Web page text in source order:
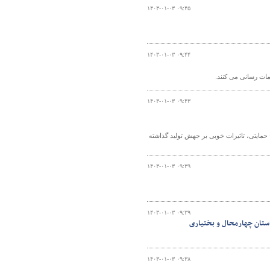
۱۴۰۳-۰۱-۰۳ ۰۹:۴۵
۱۴۰۳-۰۱-۰۳ ۰۹:۴۴
۱۴۰۳-۰۱-۰۳ ۰۹:۴۳
تاثیرات خوبی بر جهش تولید گذاشته
۱۴۰۳-۰۱-۰۳ ۰۹:۳۹
۱۴۰۳-۰۱-۰۳ ۰۹:۳۹
چهارمحال و بختیاری
۱۴۰۳-۰۱-۰۳ ۰۹:۳۸